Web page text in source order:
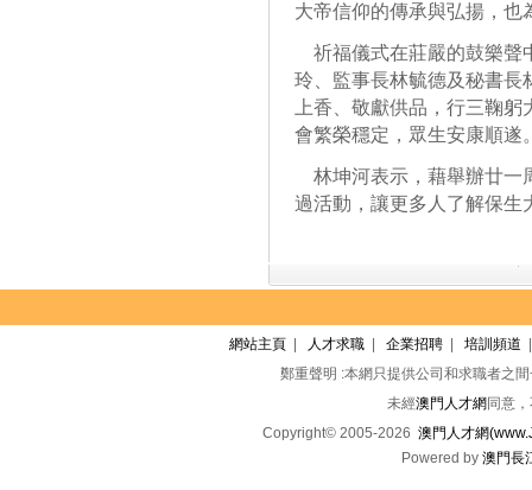
大帝信仰的傳承與弘揚，也
祈福儀式在莊嚴的鼓樂聲
玲、監事長林毓德及秘書長
上香、敬獻供品，行三鞠
會繁榮穩定，眾生安康順遂
林坤河表示，藉舉辦廿一
過活動，讓更多人了解保生
網站主頁 人才求職 企業招聘 培訓頻道
鄭重聲明 :本網只提供公司和求職者之
未經澳門人才網 同意
Copyright© 2005-2026 澳門人才網
Powered by 澳門長